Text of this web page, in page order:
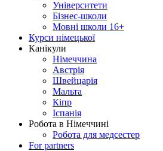
Університети
Бізнес-школи
Мовні школи 16+
Курси німецької
Канікули
Німеччина
Австрія
Швейцарія
Мальта
Кіпр
Іспанія
Робота в Німеччині
Робота для медсестер
For partners